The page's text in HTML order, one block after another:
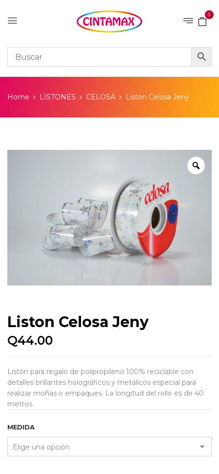
0
Home LISTONES CELOSA Liston Celosa Jeny
Liston Celosa Jeny
Q44.00
Listón para regalo de polipropileno 100% reciclable con
detalles brillantes holográficos y metálicos especial para
realizar moñas o empaques. La longitud del rollo es de 40
metros.
MEDIDA